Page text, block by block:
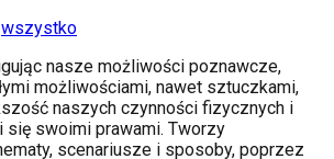
wszystko
nasze możliwości poznawcze,
możliwościami, nawet sztuczkami,
naszych czynności fizycznych i
się swoimi prawami. Tworzy
scenariusze i sposoby, poprzez